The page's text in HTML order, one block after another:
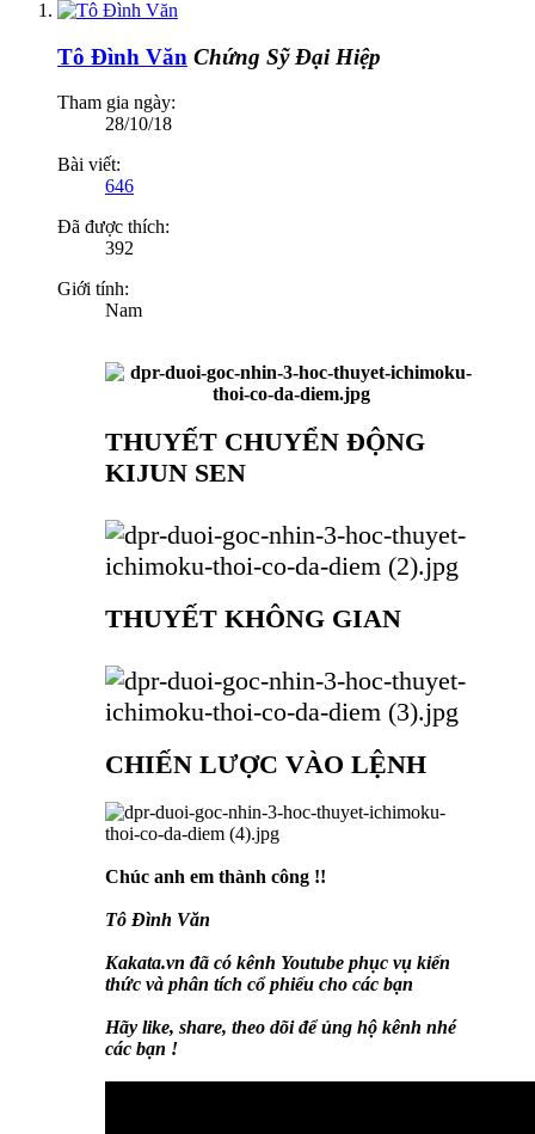
Tô Đình Văn Chứng Sỹ Đại Hiệp
Tham gia ngày:
28/10/18
Bài viết:
646
Đã được thích:
392
Giới tính:
Nam
THUYẾT CHUYỂN ĐỘNG
KIJUN SEN
THUYẾT KHÔNG GIAN
CHIẾN LƯỢC VÀO LỆNH
Chúc anh em thành công !!
Tô Đình Văn
Kakata.vn đã có kênh Youtube phục vụ kiến
thức và phân tích cổ phiếu cho các bạn
Hãy like, share, theo dõi để ủng hộ kênh nhé
các bạn !